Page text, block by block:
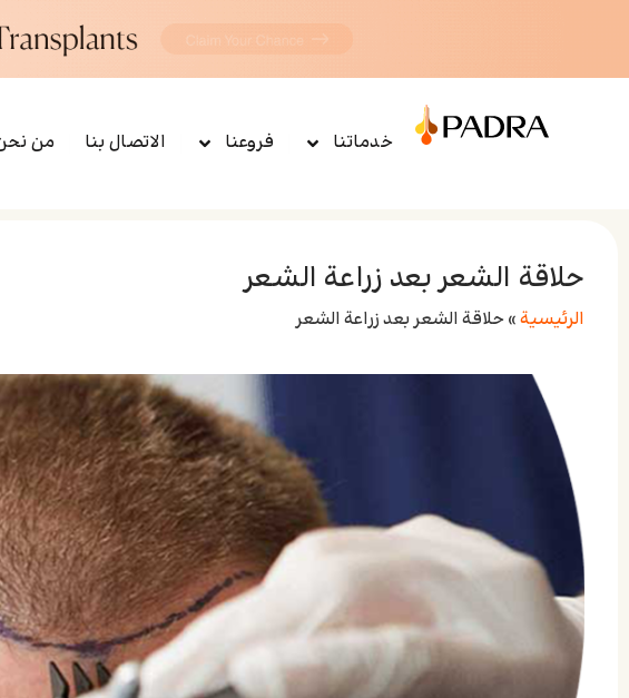
خدماتنا فروعنا الاتصال بنا من
حلاقة الشعر بعد زراعة الشعر
الرئيسية» حلاقة الشعر بعد زراعة الشعر